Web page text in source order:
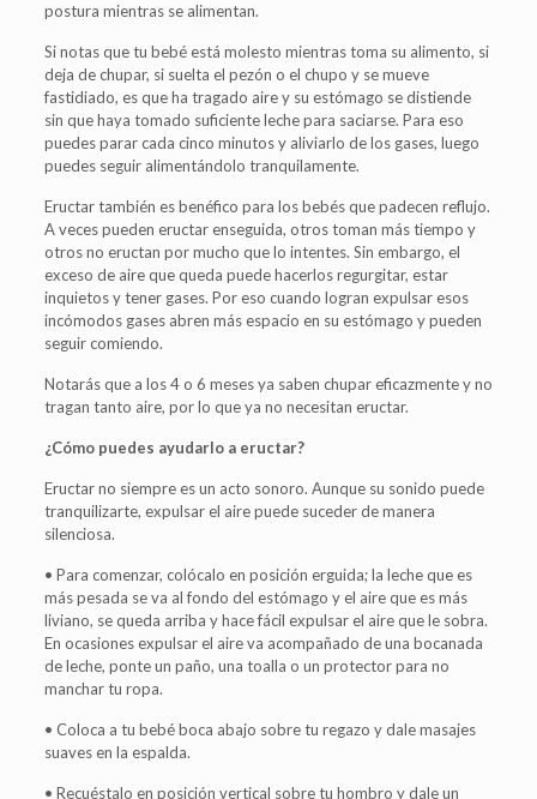
postura mientras se alimentan.
Si notas que tu bebé está molesto mientras toma su alimento, si
deja de chupar, si suelta el pezón o el chupo y se mueve
fastidiado, es que ha tragado aire y su estómago se distiende
sin que haya tomado suficiente leche para saciarse. Para eso
puedes parar cada cinco minutos y aliviarlo de los gases, luego
puedes seguir alimentándolo tranquilamente.
Eructar también es benéfico para los bebés que padecen reflujo.
A veces pueden eructar enseguida, otros toman más tiempo y
otros no eructan por mucho que lo intentes. Sin embargo, el
exceso de aire que queda puede hacerlos regurgitar, estar
inquietos y tener gases. Por eso cuando logran expulsar esos
incómodos gases abren más espacio en su estómago y pueden
seguir comiendo.
Notarás que a los 4 o 6 meses ya saben chupar eficazmente y no
tragan tanto aire, por lo que ya no necesitan eructar.
¿Cómo puedes ayudarlo a eructar?
Eructar no siempre es un acto sonoro. Aunque su sonido puede
tranquilizarte, expulsar el aire puede suceder de manera
silenciosa.
• Para comenzar, colócalo en posición erguida; la leche que es
más pesada se va al fondo del estómago y el aire que es más
liviano, se queda arriba y hace fácil expulsar el aire que le sobra.
En ocasiones expulsar el aire va acompañado de una bocanada
de leche, ponte un paño, una toalla o un protector para no
manchar tu ropa.
• Coloca a tu bebé boca abajo sobre tu regazo y dale masajes
suaves en la espalda.
• Recuéstalo en posición vertical sobre tu hombro y dale un